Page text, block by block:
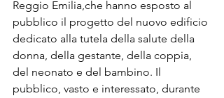
Reggio Emilia,che hanno esposto al
pubblico il progetto del nuovo edificio
dedicato alla tutela della salute della
donna, della gestante, della coppia,
del neonato e del bambino. Il
pubblico, vasto e interessato, durante